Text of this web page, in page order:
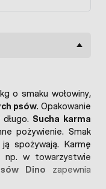
o smaku wołowiny,
psów. Opakowanie
Sucha karma
pożywienie. Smak
spożywają. Karmę
np. w towarzystwie
Dino zapewnia